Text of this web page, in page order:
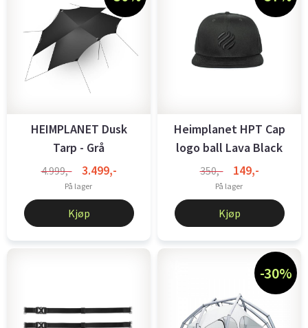
HEIMPLANET Dusk
Tarp - Grå
4.999,- 3.499,-
På lager
Kjøp
Heimplanet HPT Cap
logo ball Lava Black
350,- 149,-
På lager
Kjøp
-30%